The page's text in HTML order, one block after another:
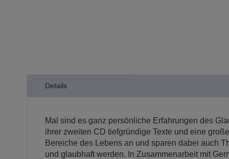
Details
Mal sind es ganz persönliche Erfahrungen des
ihrer zweiten CD tiefgründige Texte und eine
Bereiche des Lebens an und sparen dabei auch
und glaubhaft werden. In Zusammenarbeit mit